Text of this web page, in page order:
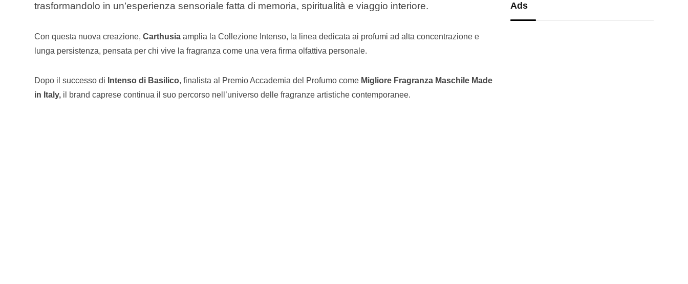
trasformandolo in un’esperienza sensoriale fatta di memoria, spiritualità e viaggio interiore.
Con questa nuova creazione, Carthusia amplia la Collezione Intenso, la linea dedicata ai profumi ad alta concentrazione e
lunga persistenza, pensata per chi vive la fragranza come una vera firma olfattiva personale.
Dopo il successo di Intenso di Basilico, finalista al Premio Accademia del Profumo come Migliore Fragranza Maschile Made
in Italy, il brand caprese continua il suo percorso nell’universo delle fragranze artistiche contemporanee.
Ads